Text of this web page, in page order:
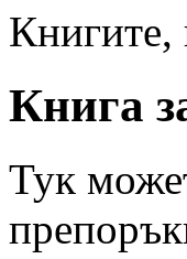
Книгите,
Книга
Тук